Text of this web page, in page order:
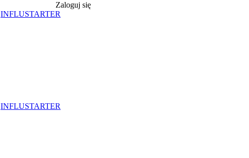
Zaloguj się
INFLUSTARTER
INFLUSTARTER